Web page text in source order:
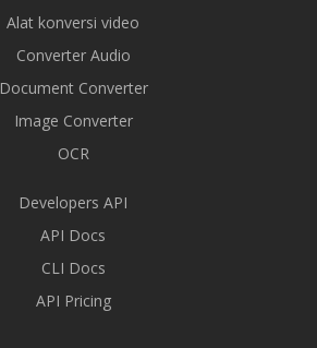
Alat konversi video
Converter Audio
Document Converter
Image Converter
OCR
Developers API
API Docs
CLI Docs
API Pricing